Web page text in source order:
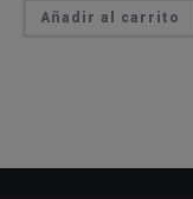
Añadir al carrito